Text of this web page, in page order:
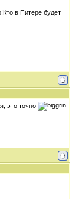
в Питере будет
это точно